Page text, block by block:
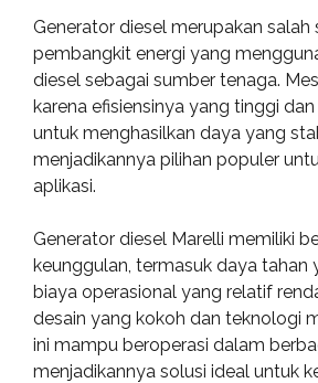
Generator diesel merupakan salah
pembangkit energi yang
diesel sebagai sumber tenaga.
karena efisiensinya yang tinggi
untuk menghasilkan daya yang
menjadikannya pilihan populer
aplikasi.
Generator diesel Marelli memiliki
keunggulan, termasuk daya tahan
biaya operasional yang relatif
desain yang kokoh dan teknologi
ini mampu beroperasi dalam
menjadikannya solusi ideal untuk